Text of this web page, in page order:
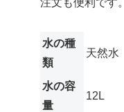
水の種
類
天然水
水の容
量
12L